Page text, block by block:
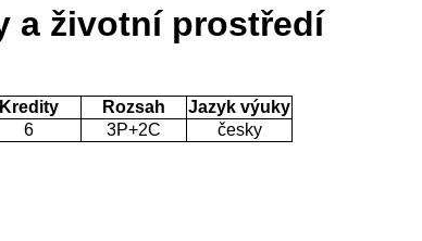
a životní prostředí
Kredity Rozsah
Jazyk výuky
6 3P+2C česky